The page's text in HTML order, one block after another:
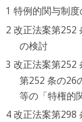
特例的関与制
改正法案第252
の検討
改正法案第252
第252 条の26
等の「特権的
改正法案第298